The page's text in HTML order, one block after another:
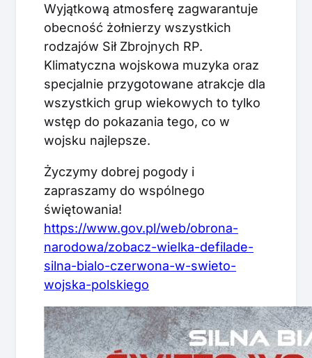
Wyjątkową atmosferę zagwarantuje
obecność żołnierzy wszystkich
rodzajów Sił Zbrojnych RP.
Klimatyczna wojskowa muzyka oraz
specjalnie przygotowane atrakcje dla
wszystkich grup wiekowych to tylko
wstęp do pokazania tego, co w
wojsku najlepsze.
Życzymy dobrej pogody i
zapraszamy do wspólnego
świętowania!
https://www.gov.pl/web/obrona-
narodowa/zobacz-wielka-defilade-
silna-bialo-czerwona-w-swieto-
wojska-polskiego